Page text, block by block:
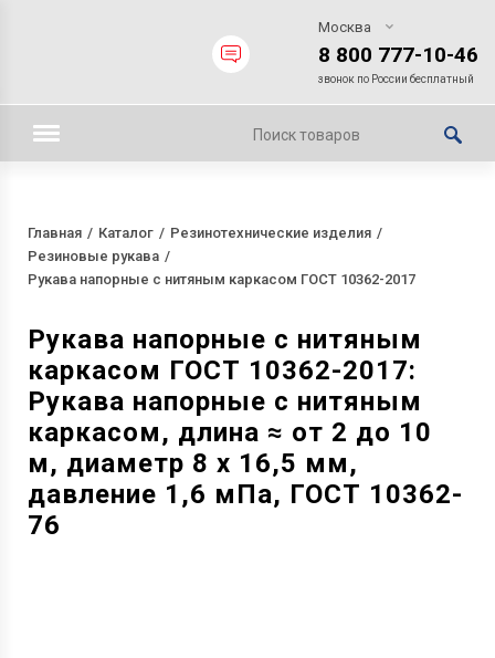
Москва
8 800 777-10-46
звонок по России бесплатный
Главная Каталог
Резинотехнические изделия
Резиновые рукава
Рукава напорные с нитяным каркасом ГОСТ 10362-2017
Рукава напорные с нитяным
каркасом ГОСТ 10362-2017:
Рукава напорные с нитяным
каркасом, длина ≈ от 2 до 10
м, диаметр 8 х 16,5 мм,
давление 1,6 мПа, ГОСТ 10362-
76